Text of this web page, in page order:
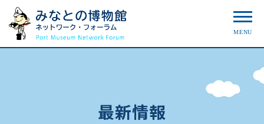
最新情報
MENU